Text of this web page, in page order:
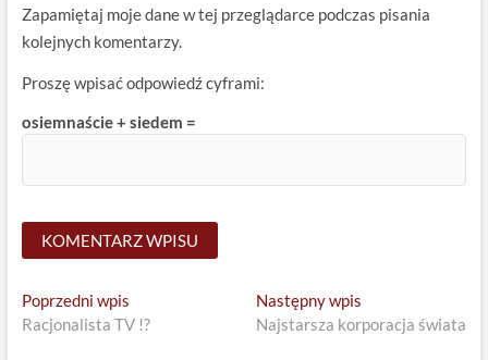
Zapamiętaj moje dane w tej przeglądarce podczas pisania
kolejnych komentarzy.
Proszę wpisać odpowiedź cyframi:
osiemnaście + siedem =
Nawigacja
wpisu
Poprzedni wpisPrevious
post:
Racjonalista TV !?
Następny wpis
post:
Najstarsza korporacja świata